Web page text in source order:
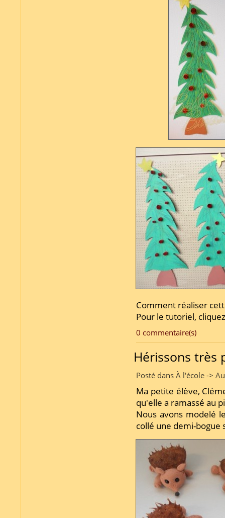
Comment réaliser
Pour le tutoriel,
0 commentaire(s)
Hérissons très
Posté dans À l'école ->
Ma petite élève,
qu'elle a ramassé au
Nous avons modelé
collé une demi-bogue